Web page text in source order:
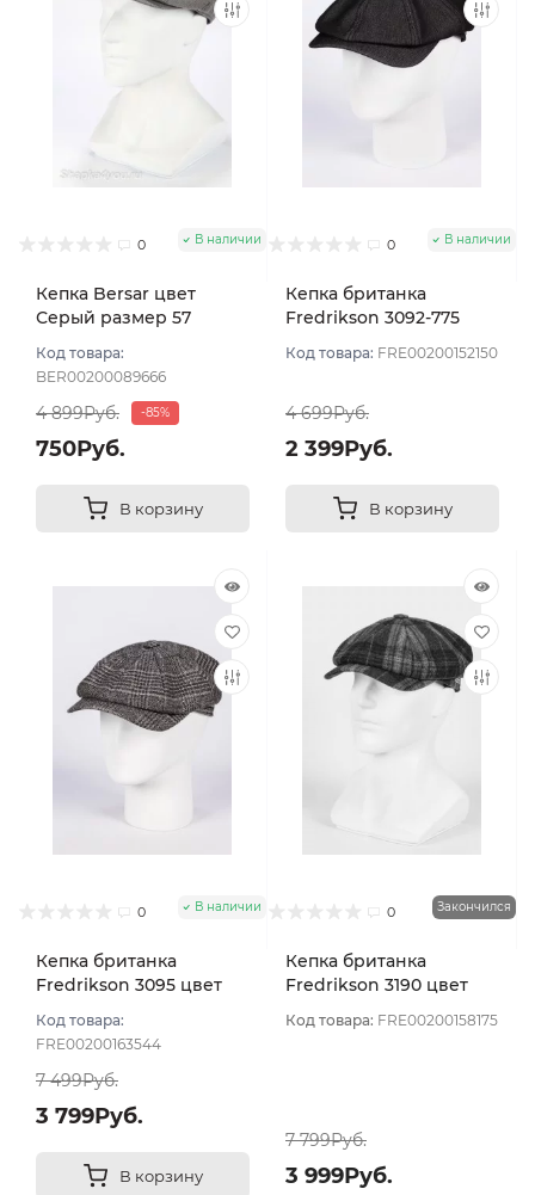
0 В наличии
Кепка Bersar цвет
Серый размер 57
Код товара:
BER00200089666
4 899Руб. -85%
750Руб.
В корзину
0 В наличии
Кепка британка
Fredrikson 3092-775
размер 57
Код товара: FRE00200152150
4 699Руб.
2 399Руб.
В корзину
0 В наличии
Кепка британка
Fredrikson 3095 цвет
58
Код товара:
FRE00200163544
7 499Руб.
3 799Руб.
В корзину
0 Закончился
Кепка британка
Fredrikson 3190 цвет
59
Код товара: FRE00200158175
7 799Руб.
3 999Руб.